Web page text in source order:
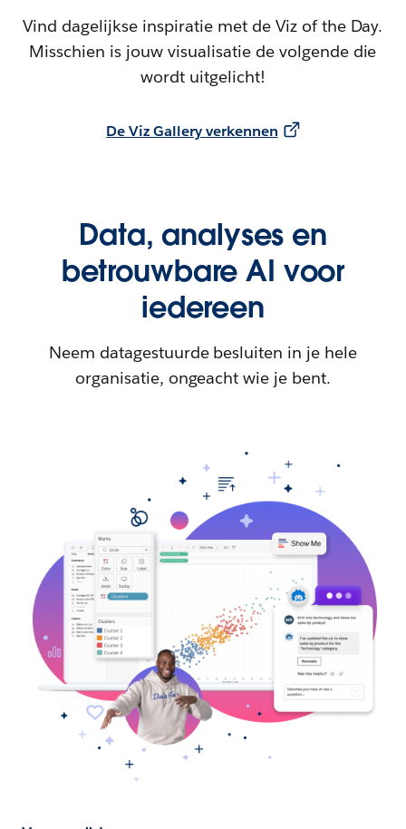
Vind dagelijkse inspiratie met de Viz of the Day.
Misschien is jouw visualisatie de volgende die
wordt uitgelicht!
De Viz Gallery verkennen
Data, analyses en
betrouwbare AI voor
iedereen
Neem datagestuurde besluiten in je hele
organisatie, ongeacht wie je bent.